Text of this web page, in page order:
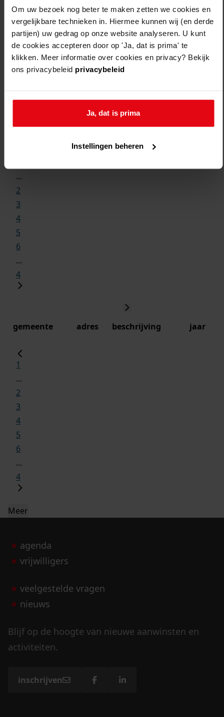
Om uw bezoek nog beter te maken zetten we cookies en
vergelijkbare technieken in. Hiermee kunnen wij (en derde
partijen) uw gedrag op onze website analyseren. U kunt
de cookies accepteren door op 'Ja, dat is prima' te
klikken. Meer informatie over cookies en privacy? Bekijk
ons privacybeleid privacybeleid
Ja, dat is prima
Instellingen beheren
...
2
3
4
5
6
...
4
gemeente adres beschrijving jaar
1
...
2
3
4
5
6
...
4
Meer
agenda
vrijwilligers
veelgestelde vragen
nieuws
Blijf op de hoogte van nieuwe aanwinsten en
activiteiten.
inschrijven